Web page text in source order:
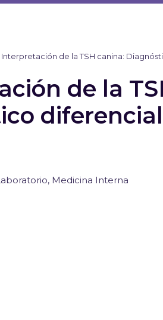
Interpretación de la TSH canina:
de la
, Medicina Interna